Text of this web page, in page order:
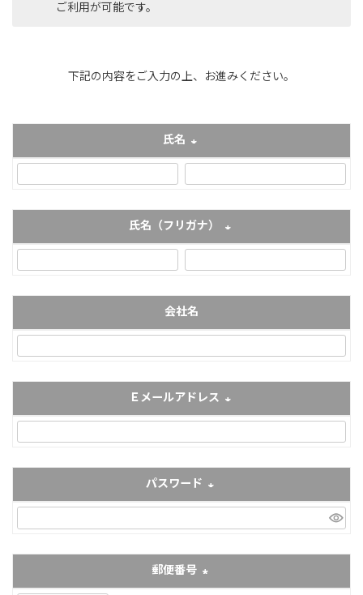
ご利用が可能です。
下記の内容をご入力の上、お進みください。
氏名
(必須)
氏名（フリガナ）
(必須)
会社名
Ｅメールアドレス
(必須)
パスワード
(必須)
郵便番号